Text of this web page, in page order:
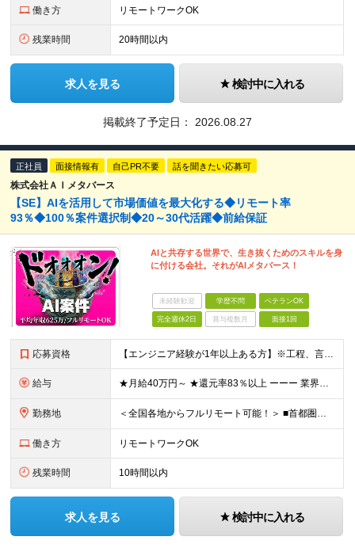
働き方 リモートワークOK
残業時間 20時間以内
求人を見る 検討中に入れる
掲載終了予定日： 2026.08.27
正社員 面接情報有 自己PR不要 話を聞きたい応募可
株式会社ＡＩメタバース
【SE】AIを活用して市場価値を最大化する◆リモート率
93％◆100％案件選択制◆20～30代活躍◆前給保証
AIと共存する世界で、生き抜くためのスキルを身
に付ける会社。それがAIメタバース！
未経験歓迎 学歴不問 ベテランOK
完全週休2日 賞与複数月 面接1回
応募資格 【エンジニア経験が1年以上ある方】※工程、言語、領域、プロジェクト規模は問いません。 【必須条件】 ■エンジニア実務経験が1年以上ある方 ※工程、言語、領域、プロジェクト規模は問いません。 ※学歴不
給与 ★月給40万円～ ★還元率83％以上 ーーー 業界最高水準の還元率を実現。 単価連動型の透明な報酬設計により、最先端技術への挑戦がそのまま収入アップにつながります。 ※上記には固定残業代（30時
勤務地 ＜全国各地からフルリモート可能！＞ ■首都圏エリア（東京・神奈川・千葉・埼玉）・大阪・名古屋・福岡を中心とした全国各地のプロジェクト先に参画いただきます。 ※ご希望をお伺いした上で決定いたします ※転
働き方 リモートワークOK
残業時間 10時間以内
求人を見る 検討中に入れる